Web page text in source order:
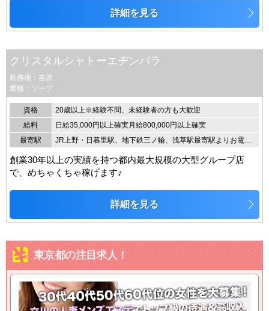
詳細を見る
クリスタルシャトーエヂンバラ
勤務地：吉原
業種：ソープ
資格
20歳以上※経験不問、未経験者の方も大歓迎
給料
日給35,000円以上確実月給800,000円以上確実
最寄駅
JR上野・日暮里駅、地下鉄三ノ輪、浅草駅最寄駅よりお電話ください。送迎致します。
創業30年以上の実績を持つ都内最大規模の大型グループ店
で、めちゃくちゃ稼げます♪
詳細を見る
東京都の注目求人！